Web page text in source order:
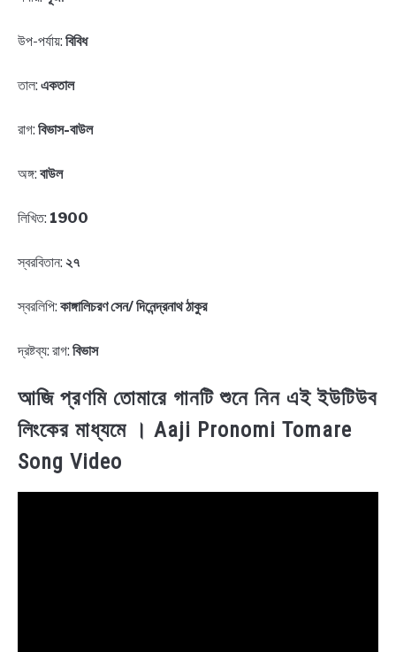
উপ-পর্যায়: বিবিধ
তাল: একতাল
রাগ: বিভাস-বাউল
অঙ্গ: বাউল
লিখিত: 1900
স্বরবিতান: ২৭
স্বরলিপি: কাঙ্গালিচরণ সেন/ দিনেন্দ্রনাথ ঠাকুর
দ্রষ্টব্য: রাগ: বিভাস
আজি প্রণমি তোমারে গানটি শুনে নিন এই ইউটিউব
লিংকের মাধ্যমে । Aaji Pronomi Tomare
Song Video